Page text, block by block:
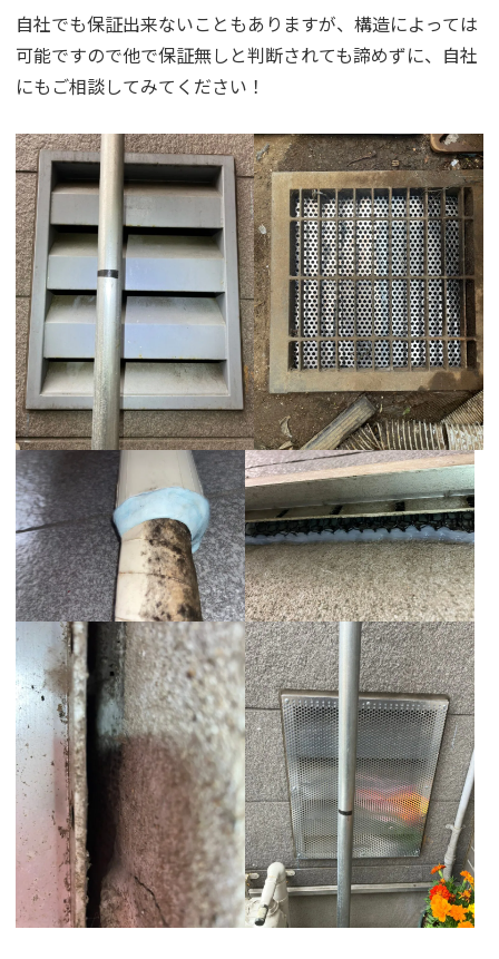
自社でも保証出来ないこともありますが、構造によっては
可能ですので他で保証無しと判断されても諦めずに、自社
にもご相談してみてください！